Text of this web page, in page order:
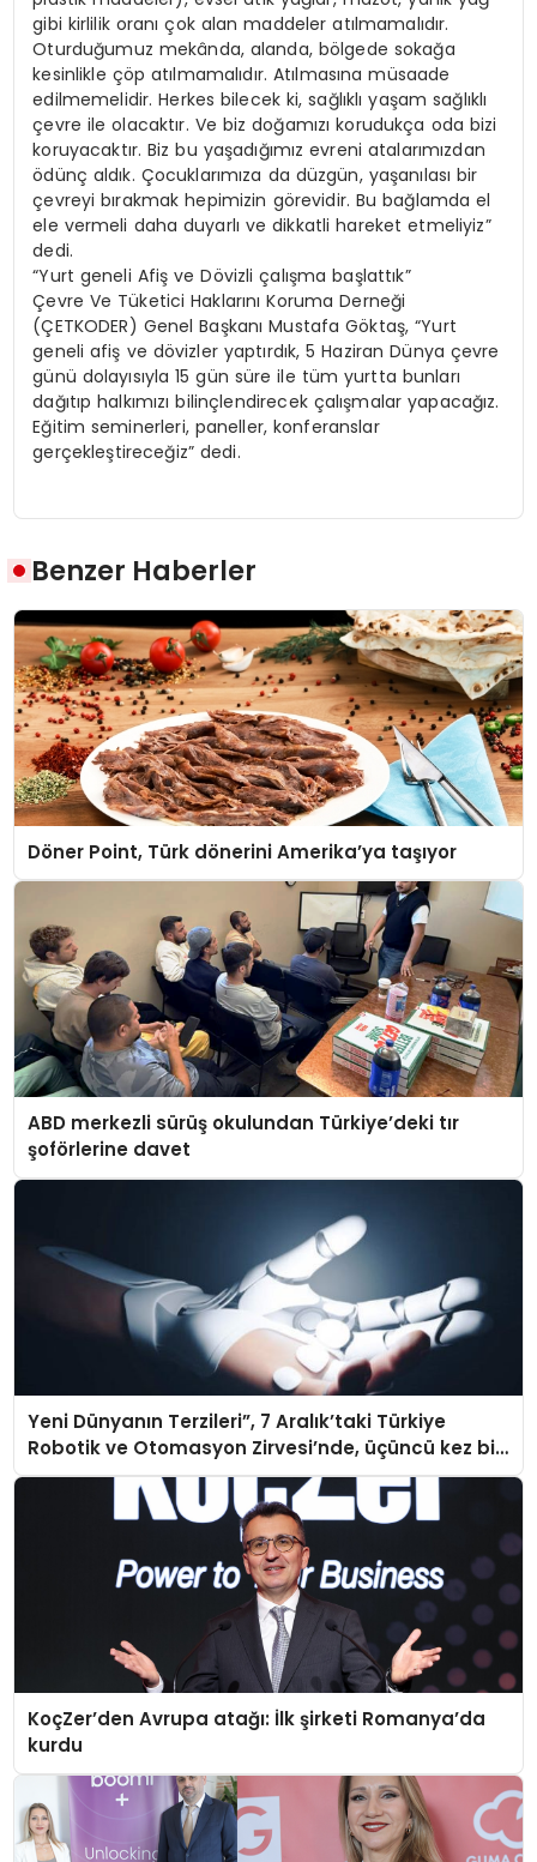
gibi kirlilik oranı çok alan maddeler atılmamalıdır.
Oturduğumuz mekânda, alanda, bölgede sokağa
kesinlikle çöp atılmamalıdır. Atılmasına müsaade
edilmemelidir. Herkes bilecek ki, sağlıklı yaşam sağlıklı
çevre ile olacaktır. Ve biz doğamızı korudukça oda bizi
koruyacaktır. Biz bu yaşadığımız evreni atalarımızdan
ödünç aldık. Çocuklarımıza da düzgün, yaşanılası bir
çevreyi bırakmak hepimizin görevidir. Bu bağlamda el
ele vermeli daha duyarlı ve dikkatli hareket etmeliyiz”
dedi.
“Yurt geneli Afiş ve Dövizli çalışma başlattık”
Çevre Ve Tüketici Haklarını Koruma Derneği
(ÇETKODER) Genel Başkanı Mustafa Göktaş, “Yurt
geneli afiş ve dövizler yaptırdık, 5 Haziran Dünya çevre
günü dolayısıyla 15 gün süre ile tüm yurtta bunları
dağıtıp halkımızı bilinçlendirecek çalışmalar yapacağız.
Eğitim seminerleri, paneller, konferanslar
gerçekleştireceğiz” dedi.
Benzer Haberler
Döner Point, Türk dönerini Amerika’ya taşıyor
ABD merkezli sürüş okulundan Türkiye’deki tır
şoförlerine davet
Yeni Dünyanın Terzileri”, 7 Aralık’taki Türkiye
Robotik ve Otomasyon Zirvesi’nde, üçüncü kez bir
araya geliyor
KoçZer’den Avrupa atağı: İlk şirketi Romanya’da
kurdu